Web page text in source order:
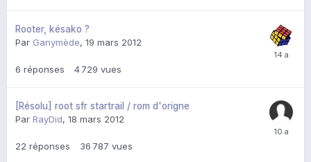
Rooter, késako ?
Par Ganymède, 19 mars 2012
6 réponses 4 729 vues
[Résolu] root sfr startrail / rom d'origne
Par RayDid, 18 mars 2012
22 réponses 36 787 vues